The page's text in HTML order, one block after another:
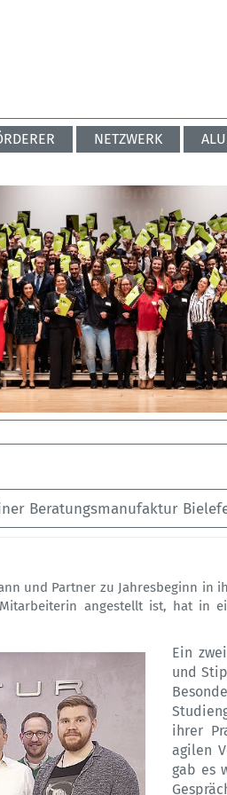
NETZWERK
Beratungsmanufaktur
und Partner zu Jahresbeginn
angestellt ist, hat in
Ein
und
ihrer
agilen
gab es